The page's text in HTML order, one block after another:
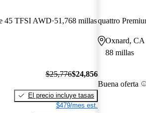
45 TFSI AWD 51,768 millas
$25,776$24,856
El precio incluye tasas
$479/mes est.
quattro
Oxnard, CA
88 millas
Buena oferta